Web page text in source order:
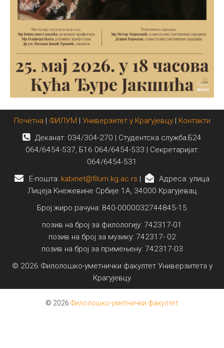
Почетна | ФИЛУМ | Универзитет у Крагујевцу| Контакти
Деканат: 034/304-270 | Студентска служба:Б24
064/6454-537, Б16 064/6454-533 | Секретаријат:
064/6454-531
E-пошта: kabinet@filum.kg.ac.rs |
Адреса: улица
Лицеја Кнежевине Србије 1А, 34000 Крагујевац
Број жиро рачуна: 840-0000032744845-15
позив на број за филологију: 742317-01
позив на број за музику: 742317- 02
позив на број за примењену: 742317-03
© 2026 Филолошко-уметнички факултет Универзитета у
Крагујевцу
© 2026 Филолошко-уметнички факултет